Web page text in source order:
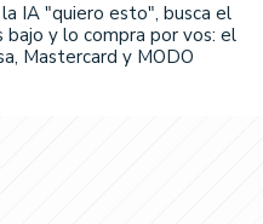
IA "quiero esto", busca el
bajo y lo compra por vos: el
Mastercard y MODO